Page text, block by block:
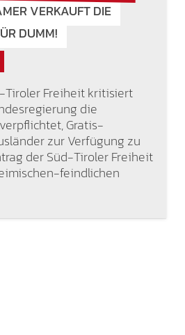
VERKAUFT DIE
DUMM!
Tiroler Freiheit kritisiert
die
Gratis-
zur Verfügung zu
der Süd-Tiroler Freiheit
feindlichen